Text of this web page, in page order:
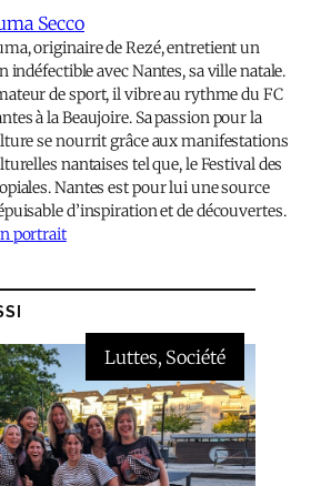
Secco
originaire de Rezé, entretient un
indéfectible avec Nantes, sa ville natale.
de sport, il vibre au rythme du FC
à la Beaujoire. Sa passion pour la
se nourrit grâce aux manifestations
nantaises tel que, le Festival des
Nantes est pour lui une source
d’inspiration et de découvertes.
portrait
Luttes, Société